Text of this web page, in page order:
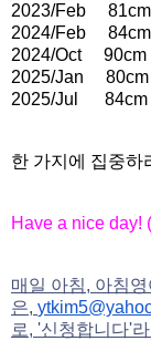
2023/Feb
81cm
2024/Feb
84cm
2024/Oct
90cm
2025/Jan 80cm
2025/Jul 84cm
한 가지에 집중하
Have a nice day! (
매일 아침, 아침
은,
로, '신청합니다'